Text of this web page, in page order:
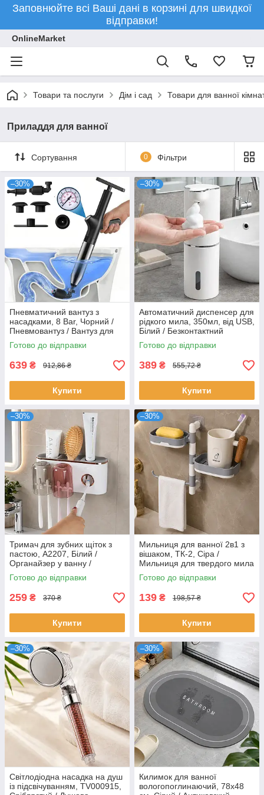
Заповнюйте всі Ваші дані в корзині для швидкої
відправки!
OnlineMarket
Товари та послуги Дім і сад Товари для ванної
Приладдя для ванної
Сортування 0 Фільтри
–30%
Пневматичний вантуз з
насадками, 8 Bar, Чорний /
Пневмовантуз / Вантуз для
унітазу / Вантуз
пневматичний
Готово до відправки
639 ₴ 912,86 ₴
Купити
–30%
Автоматичний диспенсер для
рідкого мила, 350мл, від USB,
Білий / Безконтактний
диспенсер / Сенсорний
дозатор для мила
Готово до відправки
389 ₴ 555,72 ₴
Купити
–30%
Тримач для зубних щіток з
пастою, A2207, Білий /
Органайзер у ванну /
Диспенсер для щіток /
Дозатор для зубної пасти
Готово до відправки
259 ₴ 370 ₴
Купити
–30%
Мильниця для ванної 2в1 з
вішаком, ТК-2, Сіра /
Мильниця для твердого мила
/ Настінна мильниця
Готово до відправки
139 ₴ 198,57 ₴
Купити
–30%
Світлодіодна насадка на душ
із підсвічуванням, TV000915,
–30%
Килимок для ванної
вологопоглинаючий, 78х48